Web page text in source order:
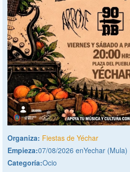
Organiza: Fiestas de Yéchar
Empieza:07/08/2026 enYechar (Mula)
Categoría:Ocio